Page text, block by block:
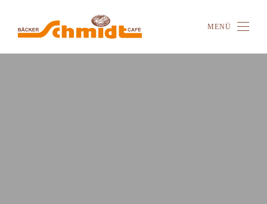
Zum Hauptinhalt springen
MENÜ